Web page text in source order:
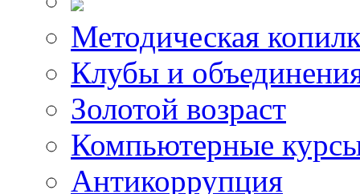
Методическая
Клубы и
Золотой возраст
Компьютерные
Антикоррупция